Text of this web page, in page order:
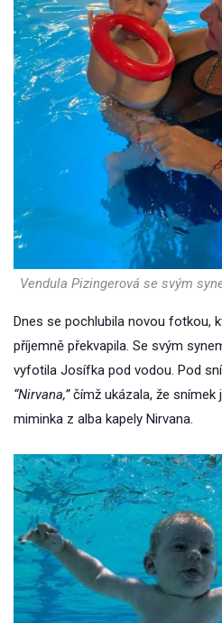
Vendula Pizingerová se svým
Dnes se pochlubila novou fotkou,
příjemně překvapila. Se svým
vyfotila Josífka pod vodou. Pod
“Nirvana,”čímž ukázala, že snímek
miminka z alba kapely Nirvana.